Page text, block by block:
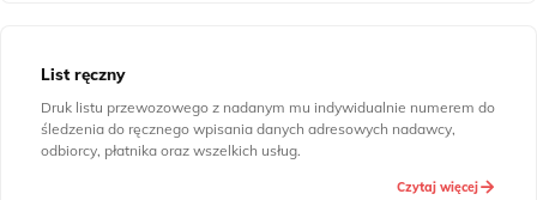
List ręczny
Druk listu przewozowego z nadanym mu indywidualnie numerem do
śledzenia do ręcznego wpisania danych adresowych nadawcy,
odbiorcy, płatnika oraz wszelkich usług.
Czytaj więcej